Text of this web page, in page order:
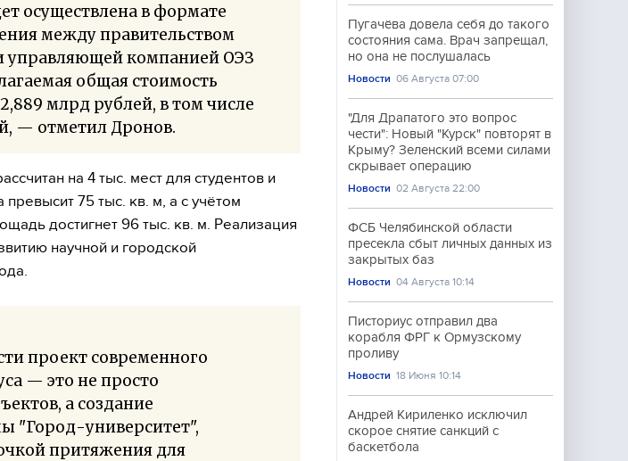
осуществлена в формате
между правительством
управляющей компанией ОЭЗ
общая стоимость
млрд рублей, в том числе
— отметил Дронов.
на 4 тыс. мест для студентов и
75 тыс. кв. м, а с учётом
достигнет 96 тыс. кв. м. Реализация
научной и городской
проект современного
— это не просто
а создание
"Город-университет",
притяжения для
Пугачёва довела себя до такого
состояния сама. Врач запрещал,
но она не послушалась
Новости 06 Августа 07:00
"Для Драпатого это вопрос
чести": Новый "Курск" повторят в
Крыму? Зеленский всеми силами
скрывает операцию
Новости 02 Августа 22:00
ФСБ Челябинской области
пресекла сбыт личных данных из
закрытых баз
Новости 04 Августа 10:14
Писториус отправил два
корабля ФРГ к Ормузскому
проливу
Новости 18 Июня 10:14
Андрей Кириленко исключил
скорое снятие санкций с
баскетбола